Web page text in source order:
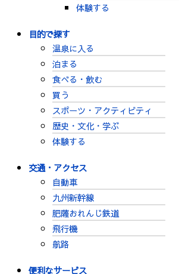
体験する
目的で探す
温泉に入る
泊まる
食べる・飲む
買う
スポーツ・アクティビティ
歴史・文化・学ぶ
体験する
交通・アクセス
自動車
九州新幹線
肥薩おれんじ鉄道
飛行機
航路
便利なサービス